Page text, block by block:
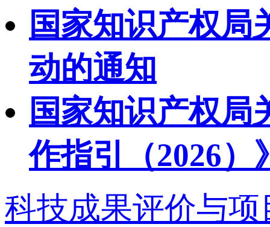
国家知识产权局
动的通知
国家知识产权局
作指引（2026）
科技成果评价与